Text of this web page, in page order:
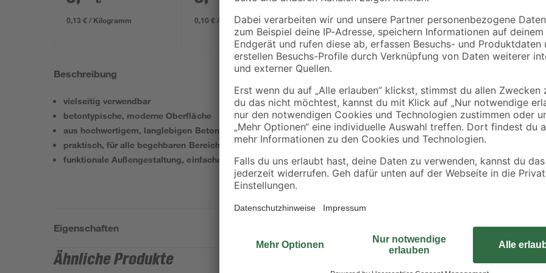
0,13 € / Kilogramm 0,10 € / Liter
5 x 25 x 100 cm grau
2,49 € / Meter
Beschreibung
vielseitig verwendbar
betontypische, moderne Oberfläche
aus hochwertigem, langlebigen Beton
praktisch, für alle begehbaren Bereiche im Garten geeignet
funktionale Außengestaltung, einfache Art der Flächenbefestigung
Diese Blockstufe von Diephaus
Haus Höhenunterschiede
Material ist sie besonders
Die graue Optik harmoniert dabei
Beschichtung perlen zudem
entstehen können. Mit einer
von 160 mm bietet sie dir, was
länger warten? Schlag gleich zu
Eigenschaften
Ähnliche Produkte